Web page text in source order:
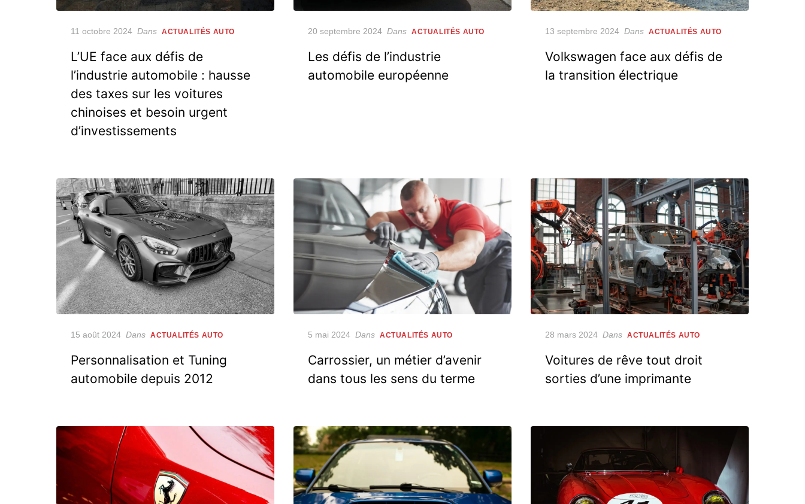
Posted
11 octobre 2024 Dans ACTUALITÉS AUTO
L’UE face aux défis de
l’industrie automobile : hausse
des taxes sur les voitures
chinoises et besoin urgent
d’investissements
Posted
20 septembre 2024 Dans ACTUALITÉS AUTO
Les défis de l’industrie
automobile européenne
Posted
13 septembre 2024 Dans ACTUALITÉS AUTO
Volkswagen face aux défis de
la transition électrique
Posted
15 août 2024 Dans ACTUALITÉS AUTO
Personnalisation et Tuning
automobile depuis 2012
Posted
5 mai 2024 Dans ACTUALITÉS AUTO
Carrossier, un métier d’avenir
dans tous les sens du terme
Posted
28 mars 2024 Dans ACTUALITÉS AUTO
Voitures de rêve tout droit
sorties d’une imprimante